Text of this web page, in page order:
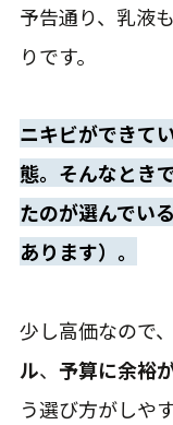
予告通り、乳液
りです。
ニキビができて
態。そんなとき
たのが選んでい
あります）。
少し高価なので、
ル、 予算に余裕
う選び方がしや